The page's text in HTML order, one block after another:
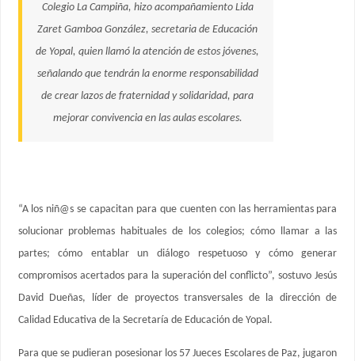
Colegio La Campiña, hizo acompañamiento Lida
Zaret Gamboa González, secretaria de Educación
de Yopal, quien llamó la atención de estos jóvenes,
señalando que tendrán la enorme responsabilidad
de crear lazos de fraternidad y solidaridad, para
mejorar convivencia en las aulas escolares.
“A los niñ@s se capacitan para que cuenten con las herramientas para
solucionar problemas habituales de los colegios; cómo llamar a las
partes; cómo entablar un diálogo respetuoso y cómo generar
compromisos acertados para la superación del conflicto”, sostuvo Jesús
David Dueñas, líder de proyectos transversales de la dirección de
Calidad Educativa de la Secretaría de Educación de Yopal.
Para que se pudieran posesionar los 57 Jueces Escolares de Paz, jugaron